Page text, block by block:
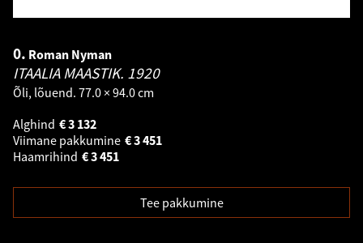
0. Roman Nyman
ITAALIA MAASTIK. 1920
Õli, lõuend. 77.0 × 94.0 cm
Alghind
3 132
€
Viimane pakkumine
3 451
€
Haamrihind
3 451
€
Tee pakkumine